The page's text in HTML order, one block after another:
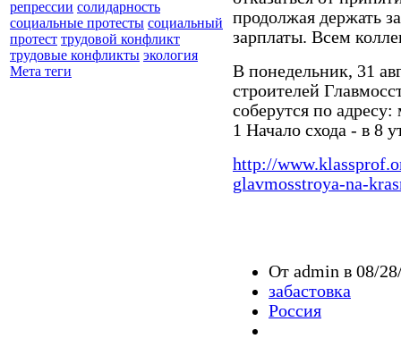
репрессии солидарность
социальные протесты социальный
протест трудовой конфликт
трудовые конфликты экология
Мета теги
продолжая держать
зарплаты. Всем
В понедельник, 31
строителей
соберутся по
1 Начало схода - в 8
http://
glavmosstroya-na-
От admin в 08/
забастовка
Россия